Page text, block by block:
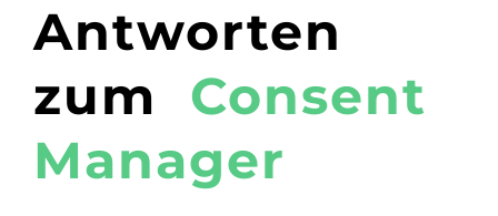
Antworten
zum Consent
Manager